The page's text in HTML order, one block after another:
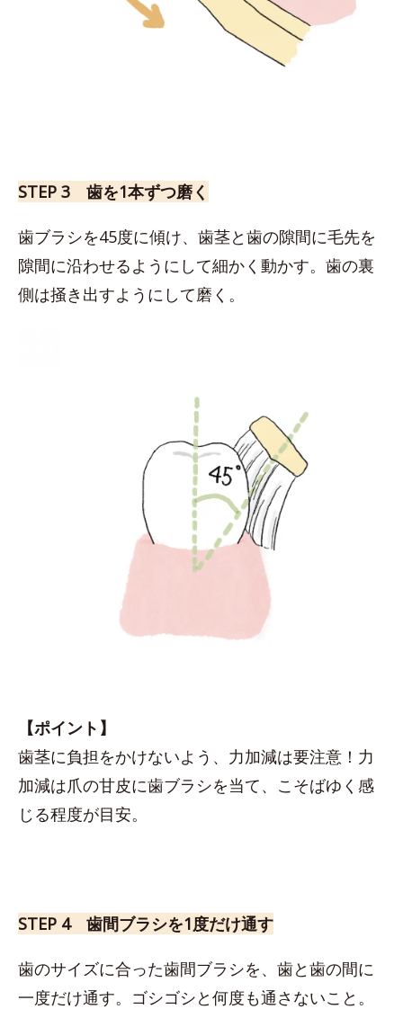
STEP 3 歯を1本ずつ磨く
歯ブラシを45度に傾け、歯茎と歯の隙間に毛先を
隙間に沿わせるようにして細かく動かす。歯の裏
側は掻き出すようにして磨く。
【ポイント】
歯茎に負担をかけないよう、力加減は要注意！力
加減は爪の甘皮に歯ブラシを当て、こそばゆく感
じる程度が目安。
STEP 4 歯間ブラシを1度だけ通す
歯のサイズに合った歯間ブラシを、歯と歯の間に
一度だけ通す。ゴシゴシと何度も通さないこと。